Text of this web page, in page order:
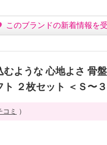
このブランドの新着情報を
ような 心地よさ 骨
２枚セット ＜Ｓ〜
コミ ）